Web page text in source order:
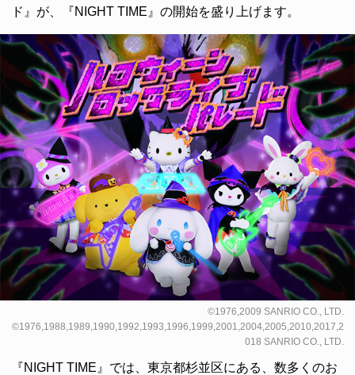
ド』が、『NIGHT TIME』の開始を盛り上げます。
©1976,2009 SANRIO CO., LTD.
©1976,1988,1989,1990,1992,1993,1996,1999,2001,2004,2005,2010,2017,2
018 SANRIO CO., LTD.
『NIGHT TIME』では、東京都杉並区にある、数多くのお